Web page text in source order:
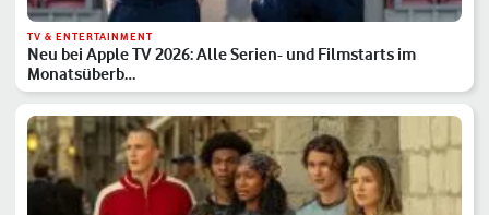
TV & ENTERTAINMENT
Neu bei Apple TV 2026: Alle Serien- und Filmstarts im
Monatsüberb…